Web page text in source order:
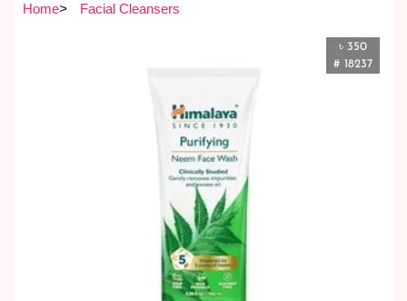
Home> Facial Cleansers
৳ 350
# 18237